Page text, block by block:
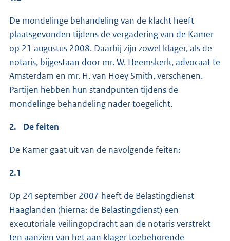
De mondelinge behandeling van de klacht heeft
plaatsgevonden tijdens de vergadering van de Kamer
op 21 augustus 2008. Daarbij zijn zowel klager, als de
notaris, bijgestaan door mr. W. Heemskerk, advocaat te
Amsterdam en mr. H. van Hoey Smith, verschenen.
Partijen hebben hun standpunten tijdens de
mondelinge behandeling nader toegelicht.
2. De feiten
De Kamer gaat uit van de navolgende feiten:
2.1
Op 24 september 2007 heeft de Belastingdienst
Haaglanden (hierna: de Belastingdienst) een
executoriale veilingopdracht aan de notaris verstrekt
ten aanzien van het aan klager toebehorende